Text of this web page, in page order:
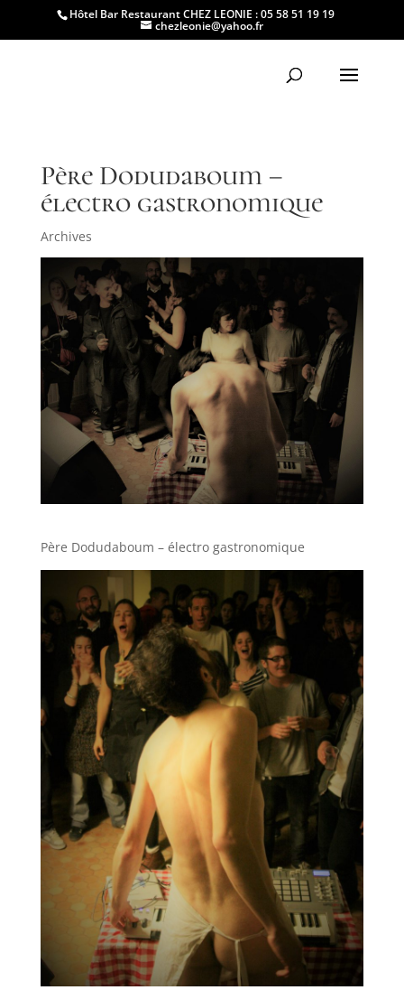
Hôtel Bar Restaurant CHEZ LEONIE : 05 58 51 19 19
chezleonie@yahoo.fr
Père Dodudaboum –
électro gastronomique
Archives
Père Dodudaboum – électro gastronomique